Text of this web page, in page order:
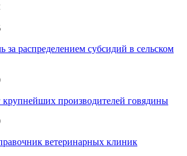
за распределением субсидий в сельском
крупнейших производителей говядины
ветеринарных клиник